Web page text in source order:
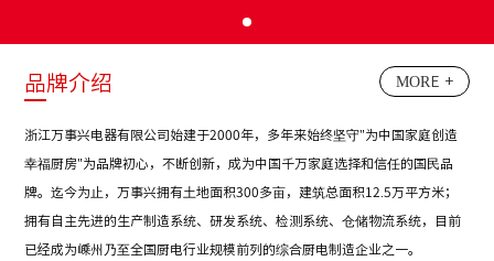
品牌介绍 MORE +
浙江万事兴电器有限公司始建于2000年，多年来始终坚守"为中国家庭创造
幸福厨房"为品牌初心，不断创新，成为中国千万家庭选择和信任的国民品
牌。迄今为止，万事兴拥有土地面积300多亩，建筑总面积12.5万平方米；
拥有自主先进的生产制造系统、研发系统、检测系统、仓储物流系统，目前
已经成为嵊州乃至全国厨电行业规模前列的综合厨电制造企业之一。